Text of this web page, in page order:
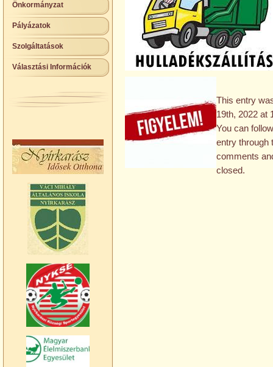
Önkormányzat
Pályázatok
Szolgáltatások
Választási Információk
This entry
19th, 2022 at
You can
entry through
comments
closed.